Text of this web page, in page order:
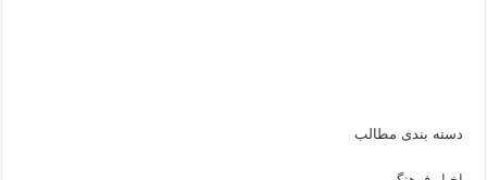
دسته بندی مطالب